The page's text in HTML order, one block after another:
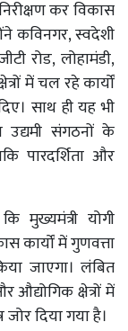
कर विकास
कविनगर, स्वदेशी
रोड, लोहामंडी,
में चल रहे कार्यों
साथ ही यह भी
उद्यमी संगठनों के
पारदर्शिता और
मुख्यमंत्री योगी
कार्यों में गुणवत्ता
जाएगा। लंबित
क्षेत्रों में
दिया गया है।